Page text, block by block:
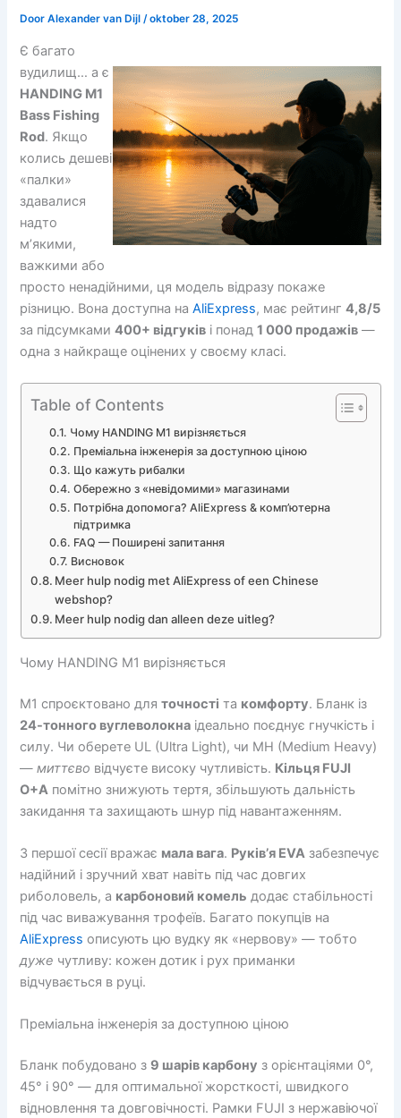
DoorAlexander van Dijl/oktober 28, 2025
Є багато
вудилищ… а є
HANDING M1
Bass Fishing
Rod. Якщо
колись дешеві
«палки»
здавалися
надто
м’якими,
важкими або
просто ненадійними, ця модель відразу покаже
різницю. Вона доступна наAliExpress, має рейтинг4,8/5
за підсумками400+ відгуків і понад1 000 продажів —
одна з найкраще оцінених у своєму класі.
Table of Contents
Чому HANDING M1 вирізняється
Преміальна інженерія за доступною ціною
Що кажуть рибалки
Обережно з «невідомими» магазинами
Потрібна допомога? AliExpress & комп’ютерна
підтримка
FAQ — Поширені запитання
Висновок
Meer hulp nodig met AliExpress of een Chinese
webshop?
Meer hulp nodig dan alleen deze uitleg?
Чому HANDING M1 вирізняється
M1 спроєктовано дляточності та комфорту. Бланк із
24-тонного вуглеволокна ідеально поєднує гнучкість і
силу. Чи оберете UL (Ultra Light), чи MH (Medium Heavy)
—миттєво відчуєте високу чутливість. Кільця FUJI
O+A помітно знижують тертя, збільшують дальність
закидання та захищають шнур під навантаженням.
З першої сесії вражає мала вага. Руків’я EVA забезпечує
надійний і зручний хват навіть під час довгих
риболовель, а карбоновий комель додає стабільності
під час виважування трофеїв. Багато покупців на
AliExpress описують цю вудку як «нервову» — тобто
дуже чутливу: кожен дотик і рух приманки
відчувається в руці.
Преміальна інженерія за доступною ціною
Бланк побудовано з 9 шарів карбону з орієнтаціями 0°,
45° і 90° — для оптимальної жорсткості, швидкого
відновлення та довговічності. Рамки FUJI з нержавіючої